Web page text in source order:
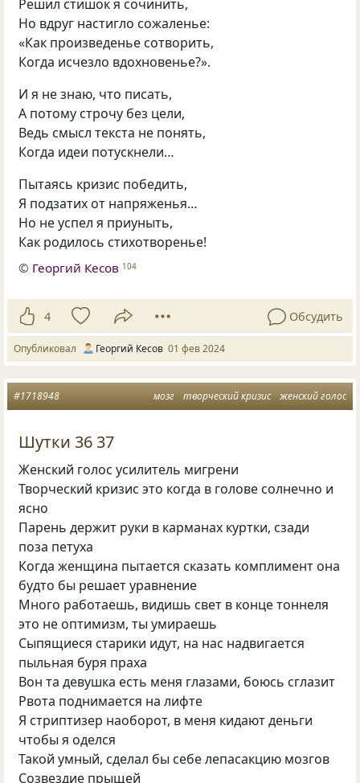
Решил стишок я сочинить,
Но вдруг настигло сожаленье:
«Как произведенье сотворить,
Когда исчезло вдохновенье?».
И я не знаю, что писать,
А потому строчу без цели,
Ведь смысл текста не понять,
Когда идеи потускнели…
Пытаясь кризис победить,
Я подзатих от напряженья…
Но не успел я приуныть,
Как родилось стихотворенье!
© Георгий Кесов 104
4 Обсудить
Опубликовал Георгий Кесов 01 фев 2024
мозг творческий кризис женский голос
#1718948
Шутки 36 37
Женский голос усилитель мигрени
Творческий кризис это когда в голове солнечно и
ясно
Парень держит руки в карманах куртки, сзади
поза петуха
Когда женщина пытается сказать комплимент она
будто бы решает уравнение
Много работаешь, видишь свет в конце тоннеля
это не оптимизм, ты умираешь
Сыпящиеся старики идут, на нас надвигается
пыльная буря праха
Вон та девушка есть меня глазами, боюсь сглазит
Рвота поднимается на лифте
Я стриптизер наоборот, в меня кидают деньги
чтобы я оделся
Такой умный, сделал бы себе лепасакцию мозгов
Созвездие прыщей